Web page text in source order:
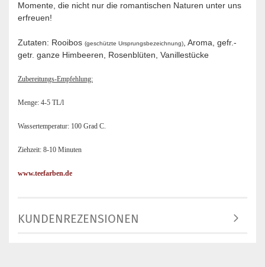
Momente, die nicht nur die romantischen Naturen unter uns
erfreuen!
Zutaten: Rooibos (geschützte Ursprungsbezeichnung)
, Aroma, gefr.-
getr. ganze Himbeeren, Rosenblüten, Vanillestücke
Zubereitungs-Empfehlung:
Menge: 4-5 TL/l
Wassertemperatur: 100 Grad C.
Ziehzeit: 8-10 Minuten
www.teefarben.de
KUNDENREZENSIONEN